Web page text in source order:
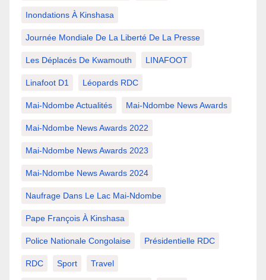
Inondations À Kinshasa
Journée Mondiale De La Liberté De La Presse
Les Déplacés De Kwamouth LINAFOOT
Linafoot D1 Léopards RDC
Mai-Ndombe Actualités Mai-Ndombe News Awards
Mai-Ndombe News Awards 2022
Mai-Ndombe News Awards 2023
Mai-Ndombe News Awards 2024
Naufrage Dans Le Lac Mai-Ndombe
Pape François À Kinshasa
Police Nationale Congolaise Présidentielle RDC
RDC Sport Travel